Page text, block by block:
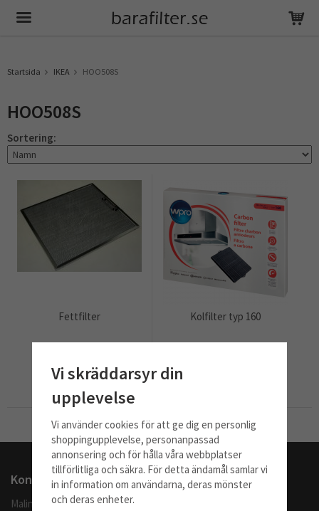
Startsida IKEA HOO508S
HOO508S
Sortering:
Fettfilter
Info Köp
Kolfilter typ 160
Till Kassan
Kontakta oss
Malingo AB
Vi skräddarsyr din
upplevelse
Vi använder cookies för att ge dig en personlig
shoppingupplevelse, personanpassad
annonsering och för hålla våra webbplatser
tillförlitliga och säkra. För detta ändamål samlar vi
in information om användarna, deras mönster
och deras enheter.